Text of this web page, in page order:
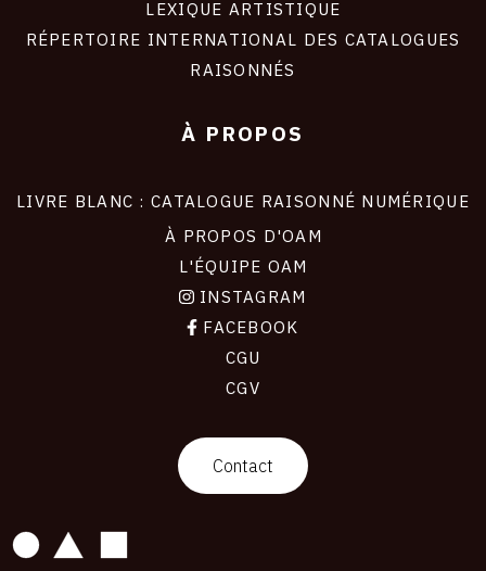
LEXIQUE ARTISTIQUE
RÉPERTOIRE INTERNATIONAL DES CATALOGUES
RAISONNÉS
À PROPOS
LIVRE BLANC : CATALOGUE RAISONNÉ NUMÉRIQUE
À PROPOS D'OAM
L'ÉQUIPE OAM
INSTAGRAM
FACEBOOK
CGU
CGV
Contact